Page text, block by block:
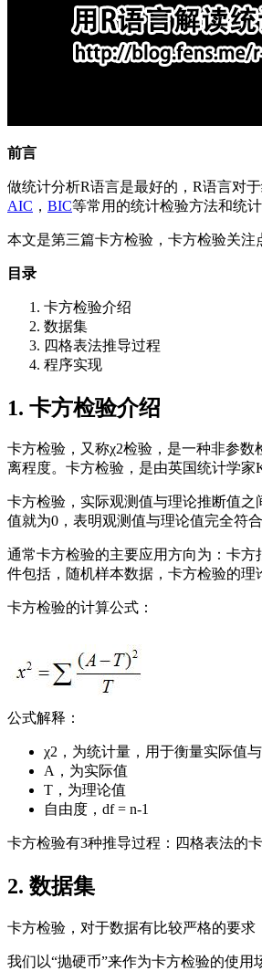
前言
做统计分析R语言是最好的，R语言对
AIC ， BIC等常用的统计检验方法和统计
本文是第三篇卡方检验，卡方检验关注
目录
卡方检验介绍
数据集
四格表法推导过程
程序实现
1. 卡方检验介绍
卡方检验，又称χ2检验，是一种非参
离程度。卡方检验，是由英国统计学家
卡方检验，实际观测值与理论推断值
值就为0，表明观测值与理论值完全符合
通常卡方检验的主要应用方向为：卡
件包括，随机样本数据，卡方检验的理
卡方检验的计算公式：
公式解释：
χ2，为统计量，用于衡量实际值
A，为实际值
T，为理论值
自由度，df = n-1
卡方检验有3种推导过程：四格表法的
2. 数据集
卡方检验，对于数据有比较严格的要求
我们以“抛硬币”来作为卡方检验的使